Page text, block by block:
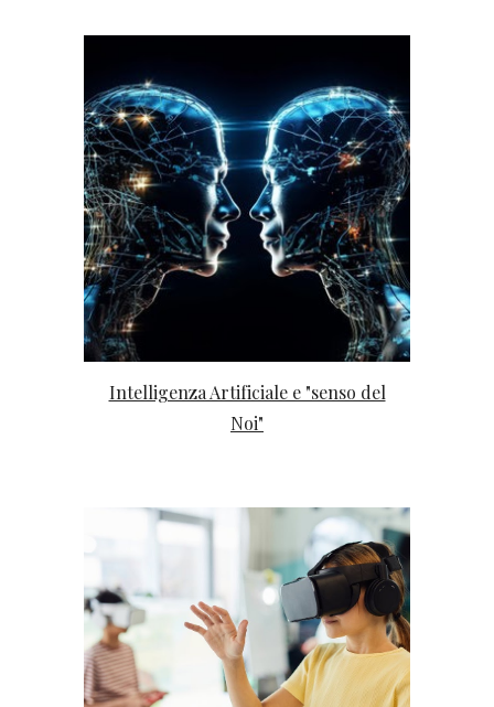
Intelligenza Artificiale e "senso del
Noi"